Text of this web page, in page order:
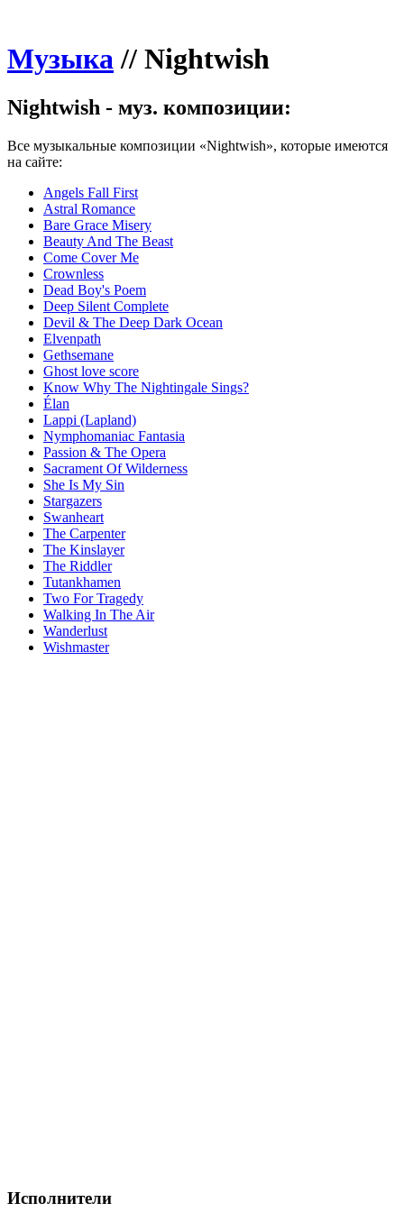
Музыка// Nightwish
Nightwish - муз. композиции:
Все музыкальные композиции «Nightwish», которые имеются
на сайте:
Angels Fall First
Astral Romance
Bare Grace Misery
Beauty And The Beast
Come Cover Me
Crownless
Dead Boy's Poem
Deep Silent Complete
Devil & The Deep Dark Ocean
Elvenpath
Gethsemane
Ghost love score
Know Why The Nightingale Sings?
Élan
Lappi (Lapland)
Nymphomaniac Fantasia
Passion & The Opera
Sacrament Of Wilderness
She Is My Sin
Stargazers
Swanheart
The Carpenter
The Kinslayer
The Riddler
Tutankhamen
Two For Tragedy
Walking In The Air
Wanderlust
Wishmaster
Исполнители